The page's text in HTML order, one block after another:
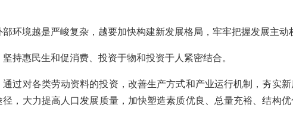
环境越是严峻复杂，越要加快构建新发展格局，牢牢把握发展主动
持惠民生和促消费、投资于物和投资于人紧密结合。
过对各类劳动资料的投资，改善生产方式和产业运行机制，夯实新
，大力提高人口发展质量，加快塑造素质优良、总量充裕、结构